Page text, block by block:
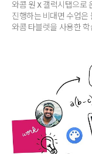
와콤 원 X 갤럭시탭으로
진행하는 비대면 수업은
와콤 타블렛을 사용한
주목을 받기도 했는데
학생들이 강의를 들으
있습니다. 와콤 원과 갤
알아볼까요? 우선 갤럭
타블렛알못 금손되기
프로젝트 #7 와콤 원을